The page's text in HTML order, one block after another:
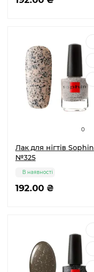
0
Лак для нігтів Sophin
№325
192.00 ₴
В наявності